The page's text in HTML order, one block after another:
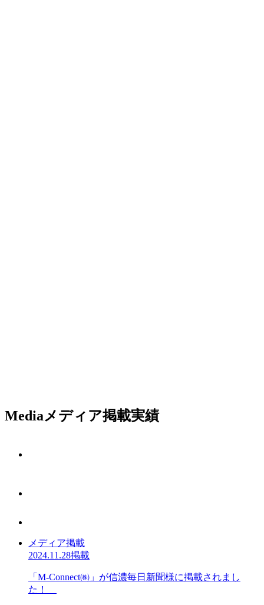
Mediaメディア掲載実績
メディア掲載
2024.11.28掲載
「M-Connect㈱」が信濃毎日新聞様に掲載されまし
た！